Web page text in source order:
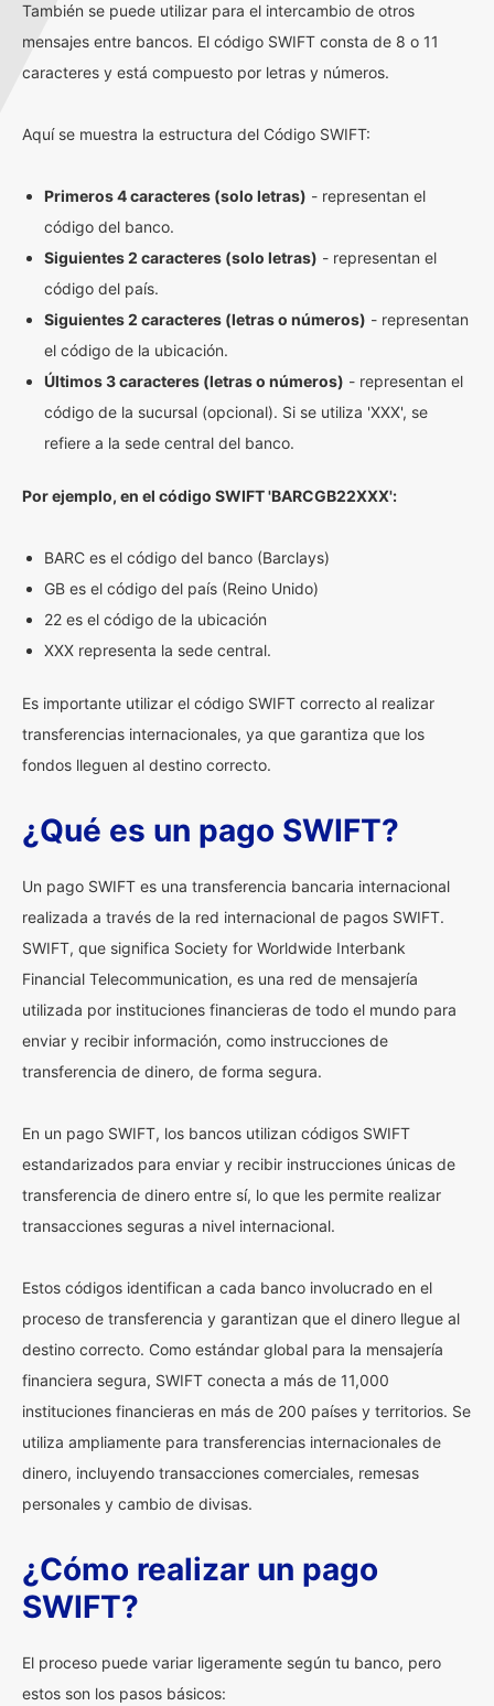
También se puede utilizar para el intercambio de otros
mensajes entre bancos. El código SWIFT consta de 8 o 11
caracteres y está compuesto por letras y números.
Aquí se muestra la estructura del Código SWIFT:
Primeros 4 caracteres (solo letras) - representan el
código del banco.
Siguientes 2 caracteres (solo letras) - representan el
código del país.
Siguientes 2 caracteres (letras o números) - representan
el código de la ubicación.
Últimos 3 caracteres (letras o números) - representan el
código de la sucursal (opcional). Si se utiliza 'XXX', se
refiere a la sede central del banco.
Por ejemplo, en el código SWIFT 'BARCGB22XXX':
BARC es el código del banco (Barclays)
GB es el código del país (Reino Unido)
22 es el código de la ubicación
XXX representa la sede central.
Es importante utilizar el código SWIFT correcto al realizar
transferencias internacionales, ya que garantiza que los
fondos lleguen al destino correcto.
¿Qué es un pago SWIFT?
Un pago SWIFT es una transferencia bancaria internacional
realizada a través de la red internacional de pagos SWIFT.
SWIFT, que significa Society for Worldwide Interbank
Financial Telecommunication, es una red de mensajería
utilizada por instituciones financieras de todo el mundo para
enviar y recibir información, como instrucciones de
transferencia de dinero, de forma segura.
En un pago SWIFT, los bancos utilizan códigos SWIFT
estandarizados para enviar y recibir instrucciones únicas de
transferencia de dinero entre sí, lo que les permite realizar
transacciones seguras a nivel internacional.
Estos códigos identifican a cada banco involucrado en el
proceso de transferencia y garantizan que el dinero llegue al
destino correcto. Como estándar global para la mensajería
financiera segura, SWIFT conecta a más de 11,000
instituciones financieras en más de 200 países y territorios. Se
utiliza ampliamente para transferencias internacionales de
dinero, incluyendo transacciones comerciales, remesas
personales y cambio de divisas.
¿Cómo realizar un pago
SWIFT?
El proceso puede variar ligeramente según tu banco, pero
estos son los pasos básicos: